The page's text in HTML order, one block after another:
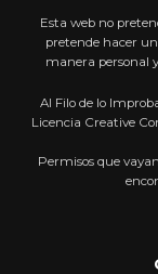
Esta web no
pretende hacer
manera personal
Al Filo de lo
Licencia Creative
Permisos que